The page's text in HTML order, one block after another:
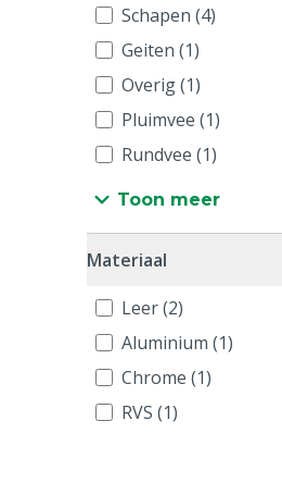
Schapen (4)
Geiten (1)
Overig (1)
Pluimvee (1)
Rundvee (1)
Toon meer
Materiaal
Leer (2)
Aluminium (1)
Chrome (1)
RVS (1)